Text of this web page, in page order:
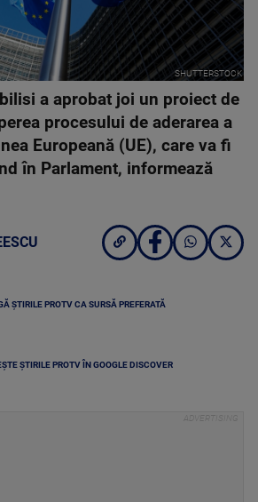
SHUTTERSTOCK
a aprobat joi un proiect de
procesului de aderarea a
Europeană (UE), care va fi
în Parlament, informează
ȘTIRILE PROTV CA SURSĂ PREFERATĂ
ȘTIRILE PROTV ÎN GOOGLE DISCOVER